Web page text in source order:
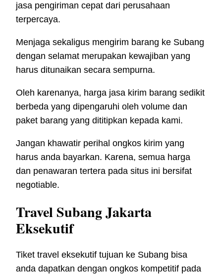
jasa pengiriman cepat dari perusahaan
terpercaya.
Menjaga sekaligus mengirim barang ke Subang
dengan selamat merupakan kewajiban yang
harus ditunaikan secara sempurna.
Oleh karenanya, harga jasa kirim barang sedikit
berbeda yang dipengaruhi oleh volume dan
paket barang yang dititipkan kepada kami.
Jangan khawatir perihal ongkos kirim yang
harus anda bayarkan. Karena, semua harga
dan penawaran tertera pada situs ini bersifat
negotiable.
Travel Subang Jakarta
Eksekutif
Tiket travel eksekutif tujuan ke Subang bisa
anda dapatkan dengan ongkos kompetitif pada